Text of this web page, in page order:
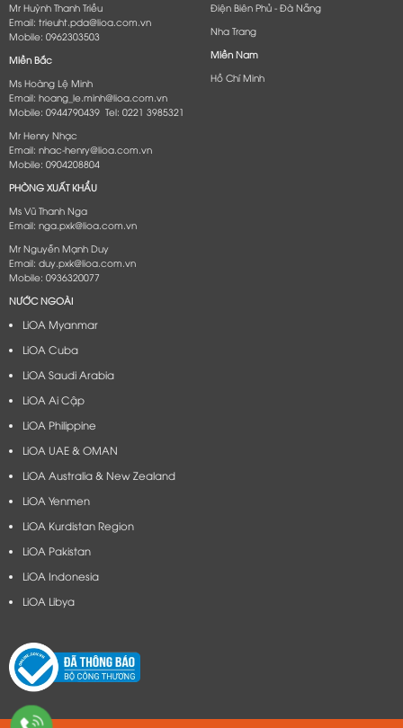
Mr Huỳnh Thanh Triều
Email: trieuht.pda@lioa.com.vn
Mobile: 0962303503
Miền Bắc
Ms Hoàng Lệ Minh
Email: hoang_le.minh@lioa.com.vn
Mobile: 0944790439 Tel: 0221 3985321
Mr Henry Nhạc
Email: nhac-henry@lioa.com.vn
Mobile: 0904208804
PHÒNG XUẤT KHẨU
Ms Vũ Thanh Nga
Email: nga.pxk@lioa.com.vn
Mr Nguyễn Mạnh Duy
Email: duy.pxk@lioa.com.vn
Mobile: 0936320077
Điện Biên Phủ - Đà Nẵng​
Nha Trang
Miền Nam
Hồ Chí Minh
NƯỚC NGOÀI
LiOA Myanmar
LiOA Cuba
LiOA Saudi Arabia
LiOA Ai Cập
LiOA Philippine
LiOA UAE & OMAN
LiOA Australia & New Zealand
LiOA Yenmen
LiOA Kurdistan Region
LiOA Pakistan
LiOA Indonesia
LiOA Libya